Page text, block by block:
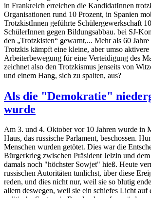
in Frankreich erreichen die KandidatInnen
Organisationen rund 10 Prozent, in Spanien
TrotzkistInnen geführte Schülergewerkschaft
SchülerInnen gegen Bildungsabbau. bei SJ-
den „Trotzkisten“ gewarnt,... Mehr als 60
Trotzkis kämpft eine kleine, aber umso
Arbeiterbewegung für eine Verteidigung des
zeichnet also den Trotzkismus jenseits von
und einem Hang, sich zu spalten, aus?
Als die "Demokratie"
wurde
Am 3. und 4. Oktober vor 10 Jahren wurde in
Haus, das russische Parlament, beschossen.
Menschen wurden getötet. Dies war die
Bürgerkrieg zwischen Präsident Jelzin und
damals noch "höchster Sowjet" hieß. Heute
russischen Autoritäten tunlichst, über diese
reden, und dies nicht nur, weil sie so blutig
allem deswegen, weil sie ein schiefes Licht auf